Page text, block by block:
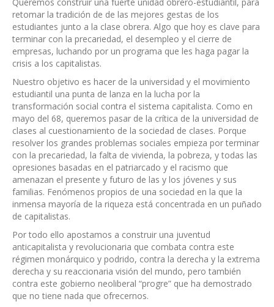
retomar la tradición de de las mejores gestas de los
estudiantes junto a la clase obrera. Algo que hoy es clave para
terminar con la precariedad, el desempleo y el cierre de
empresas, luchando por un programa que les haga pagar la
crisis a los capitalistas.
Nuestro objetivo es hacer de la universidad y el movimiento
estudiantil una punta de lanza en la lucha por la
transformación social contra el sistema capitalista. Como en
mayo del 68, queremos pasar de la crítica de la universidad de
clases al cuestionamiento de la sociedad de clases. Porque
resolver los grandes problemas sociales empieza por terminar
con la precariedad, la falta de vivienda, la pobreza, y todas las
opresiones basadas en el patriarcado y el racismo que
amenazan el presente y futuro de las y los jóvenes y sus
familias. Fenómenos propios de una sociedad en la que la
inmensa mayoría de la riqueza está concentrada en un puñado
de capitalistas.
Por todo ello apostamos a construir una juventud
anticapitalista y revolucionaria que combata contra este
régimen monárquico y podrido, contra la derecha y la extrema
derecha y su reaccionaria visión del mundo, pero también
contra este gobierno neoliberal “progre” que ha demostrado
que no tiene nada que ofrecernos.